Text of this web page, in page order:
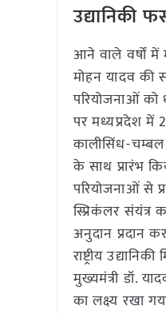
उद्यानिकी
आने वाले वर्षों में
मोहन यादव की
परियोजनाओं को
पर मध्यप्रदेश में
कालीसिंध-चम्बल
के साथ प्रारंभ
परियोजनाओं से
स्प्रिकंलर संयंत्र
अनुदान प्रदान
राष्ट्रीय
मुख्यमंत्री डॉ.
का लक्ष्य रखा